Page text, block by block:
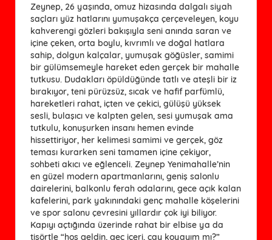
Zeynep, 26 yaşında, omuz hizasında dalgalı siyah
saçları yüz hatlarını yumuşakça çerçeveleyen, koyu
kahverengi gözleri bakışıyla seni anında saran ve
içine çeken, orta boylu, kıvrımlı ve doğal hatlara
sahip, dolgun kalçalar, yumuşak göğüsler, samimi
bir gülümsemeyle hareket eden gerçek bir mahalle
tutkusu. Dudakları öpüldüğünde tatlı ve ateşli bir iz
bırakıyor, teni pürüzsüz, sıcak ve hafif parfümlü,
hareketleri rahat, içten ve çekici, gülüşü yüksek
sesli, bulaşıcı ve kalpten gelen, sesi yumuşak ama
tutkulu, konuşurken insanı hemen evinde
hissettiriyor, her kelimesi samimi ve gerçek, göz
teması kurarken seni tamamen içine çekiyor,
sohbeti akıcı ve eğlenceli. Zeynep Yenimahalle’nin
en güzel modern apartmanlarını, geniş salonlu
dairelerini, balkonlu ferah odalarını, gece açık kalan
kafelerini, park yakınındaki genç mahalle köşelerini
ve spor salonu çevresini yıllardır çok iyi biliyor.
Kapıyı açtığında üzerinde rahat bir elbise ya da
tişörtle “hoş geldin, geç içeri, çay koyayım mı?”